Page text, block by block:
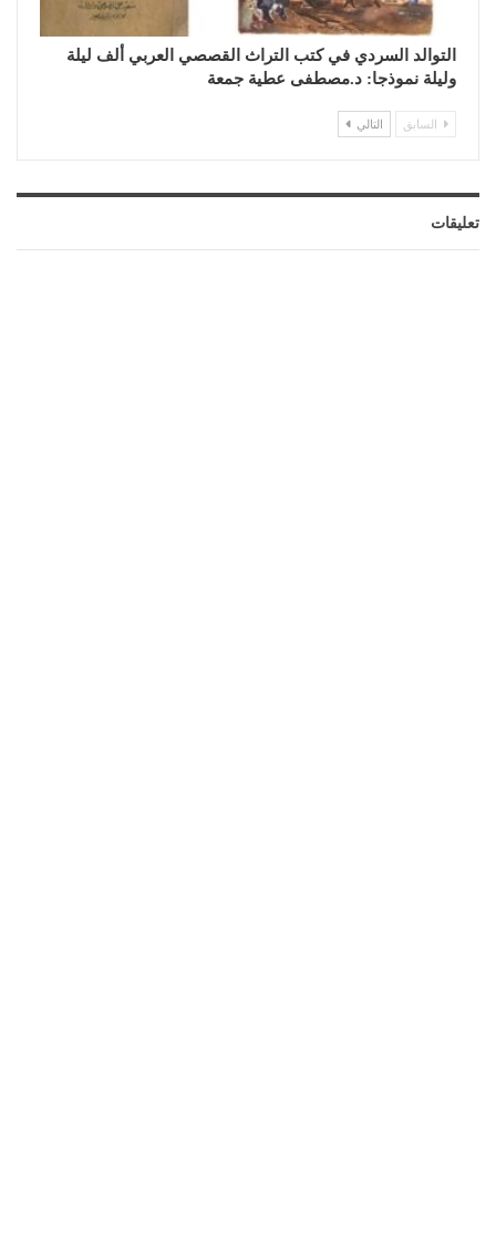
التوالد السردي في كتب التراث القصصي العربي ألف ليلة
وليلة نموذجا: د.مصطفى عطية جمعة
السابق التالي
تعليقات